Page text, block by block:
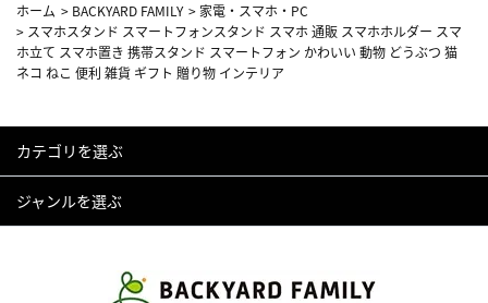
ホーム > BACKYARD FAMILY > 家電・スマホ・PC
> スマホスタンド スマートフォンスタンド スマホ 通販 スマホホルダー スマ
ホ立て スマホ置き 携帯スタンド スマートフォン かわいい 動物 どうぶつ 猫
ネコ ねこ 便利 雑貨 ギフト 贈り物 インテリア
カテゴリを選ぶ
ジャンルを選ぶ